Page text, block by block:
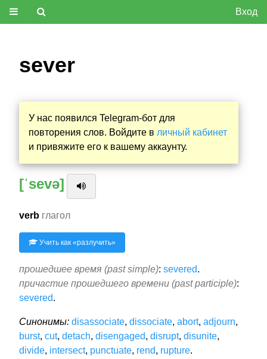
Вход
sever
У нас появился Telegram-бот для
повторения слов. Войдите в личный кабинет
и привяжите его к вашему аккаунту.
[ˈsevə]
verb глагол
Учить как «разлучить»
прошедшее время (past simple): severed.
причастие прошедшего времени (past participle):
severed.
Синонимы: disassociate, dissociate, abort, adjourn,
burst, cut, detach, disengaged, disrupt, disunite,
divide, intersect, punctuate, rend, rupture.